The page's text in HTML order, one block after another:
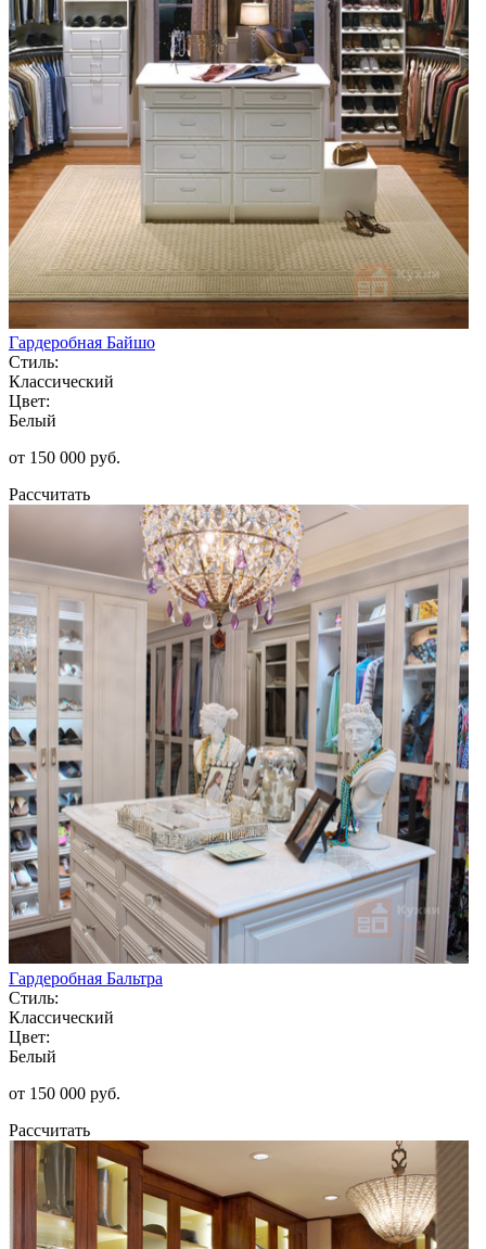
Гардеробная Байшо
Стиль:
Классический
Цвет:
Белый
от 150 000 руб.
Рассчитать
Гардеробная Бальтра
Стиль:
Классический
Цвет:
Белый
от 150 000 руб.
Рассчитать